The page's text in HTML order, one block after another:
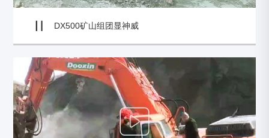
DX500矿山组团显神威